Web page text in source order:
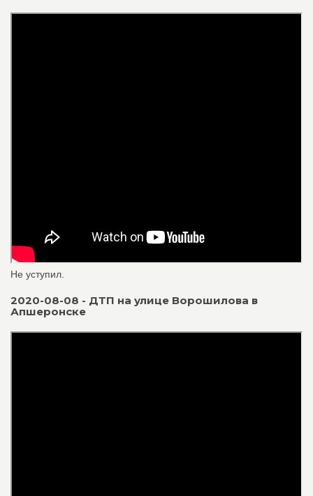
Не уступил.
2020-08-08 - ДТП на улице Ворошилова в
Апшеронске